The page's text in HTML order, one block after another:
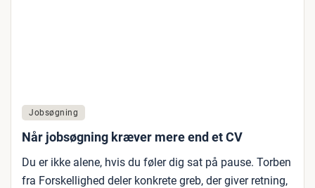
Jobsøgning
Når jobsøgning kræver mere end et CV
Du er ikke alene, hvis du føler dig sat på pause. Torben
fra Forskellighed deler konkrete greb, der giver retning,